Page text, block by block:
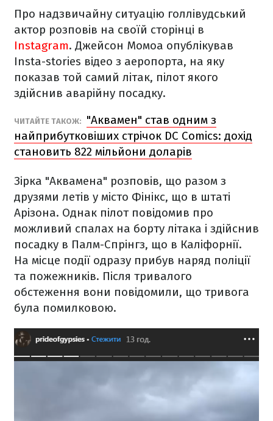
Про надзвичайну ситуацію голлівудський
актор розповів на своїй сторінці в
Instagram. Джейсон Момоа опублікував
Insta-stories відео з аеропорта, на яку
показав той самий літак, пілот якого
здійснив аварійну посадку.
ЧИТАЙТЕ ТАКОЖ:
"Аквамен" став одним з
найприбутковіших стрічок DC Comics: дохід
становить 822 мільйони доларів
Зірка "Аквамена" розповів, що разом з
друзями летів у місто Фінікс, що в штаті
Арізона. Однак пілот повідомив про
можливий спалах на борту літака і здійснив
посадку в Палм-Спрінгз, що в Каліфорнії.
На місце події одразу прибув наряд поліції
та пожежників. Після тривалого
обстеження вони повідомили, що тривога
була помилковою.